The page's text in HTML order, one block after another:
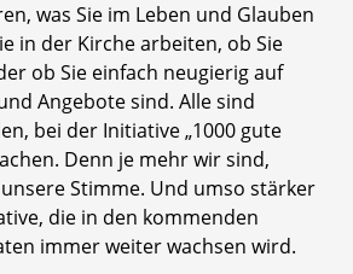
was Sie im Leben und Glauben
in der Kirche arbeiten, ob Sie
ob Sie einfach neugierig auf
Angebote sind. Alle sind
bei der Initiative „1000 gute
Denn je mehr wir sind,
Stimme. Und umso stärker
die in den kommenden
immer weiter wachsen wird.